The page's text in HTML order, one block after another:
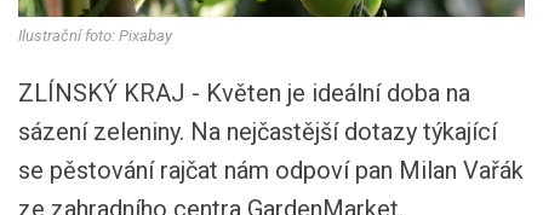
Ilustrační foto: Pixabay
ZLÍNSKÝ KRAJ - Květen je ideální doba na
sázení zeleniny. Na nejčastější dotazy týkající
se pěstování rajčat nám odpoví pan Milan Vařák
ze zahradního centra GardenMarket.